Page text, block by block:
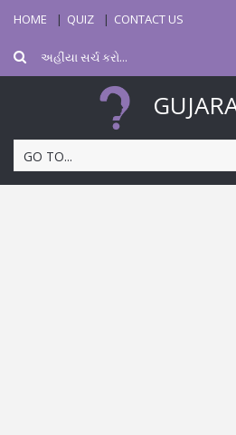
HOME QUIZ CONTACT US
GO TO...